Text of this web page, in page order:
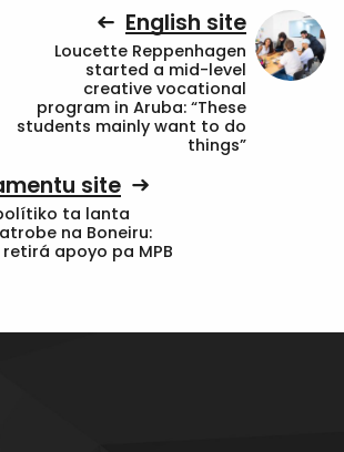
English site
Loucette Reppenhagen
started a mid-level
creative vocational
program in Aruba: “These
students mainly want to do
things”
site
ta lanta
na Boneiru:
retirá apoyo pa MPB